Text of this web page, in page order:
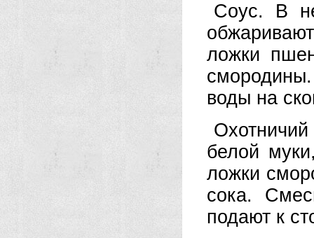
Соус. В
ложки
воды на
белой
ложки
сока.
подают к